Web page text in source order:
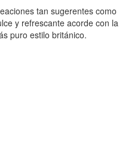
tan sugerentes como
y refrescante acorde con la
puro estilo británico.